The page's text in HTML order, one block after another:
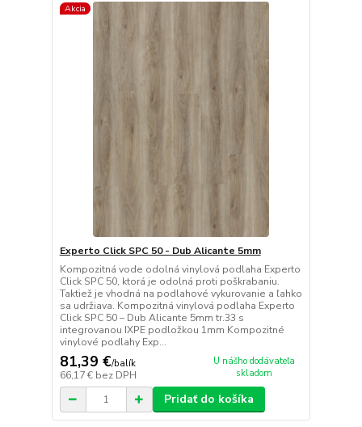
Akcia
Experto Click SPC 50 - Dub Alicante 5mm
Kompozitná vode odolná vinylová podlaha Experto
Click SPC 50, ktorá je odolná proti poškrabaniu.
Taktiež je vhodná na podlahové vykurovanie a ľahko
sa udržiava. Kompozitná vinylová podlaha Experto
Click SPC 50 – Dub Alicante 5mm tr.33 s
integrovanou IXPE podložkou 1mm Kompozitné
vinylové podlahy Exp...
81,39 €/balík
66,17 € bez DPH
U nášho dodávateľa
skladom
Pridať do košíka